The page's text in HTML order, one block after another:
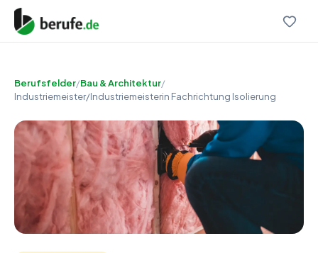
Berufsfelder/Bau & Architektur/
Industriemeister/Industriemeisterin Fachrichtung Isolierung